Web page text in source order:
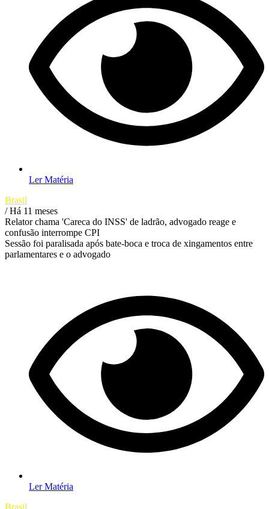
Ler Matéria
Brasil
/ Há 11 meses
Relator chama 'Careca do INSS' de ladrão, advogado reage e
confusão interrompe CPI
Sessão foi paralisada após bate-boca e troca de xingamentos entre
parlamentares e o advogado
Ler Matéria